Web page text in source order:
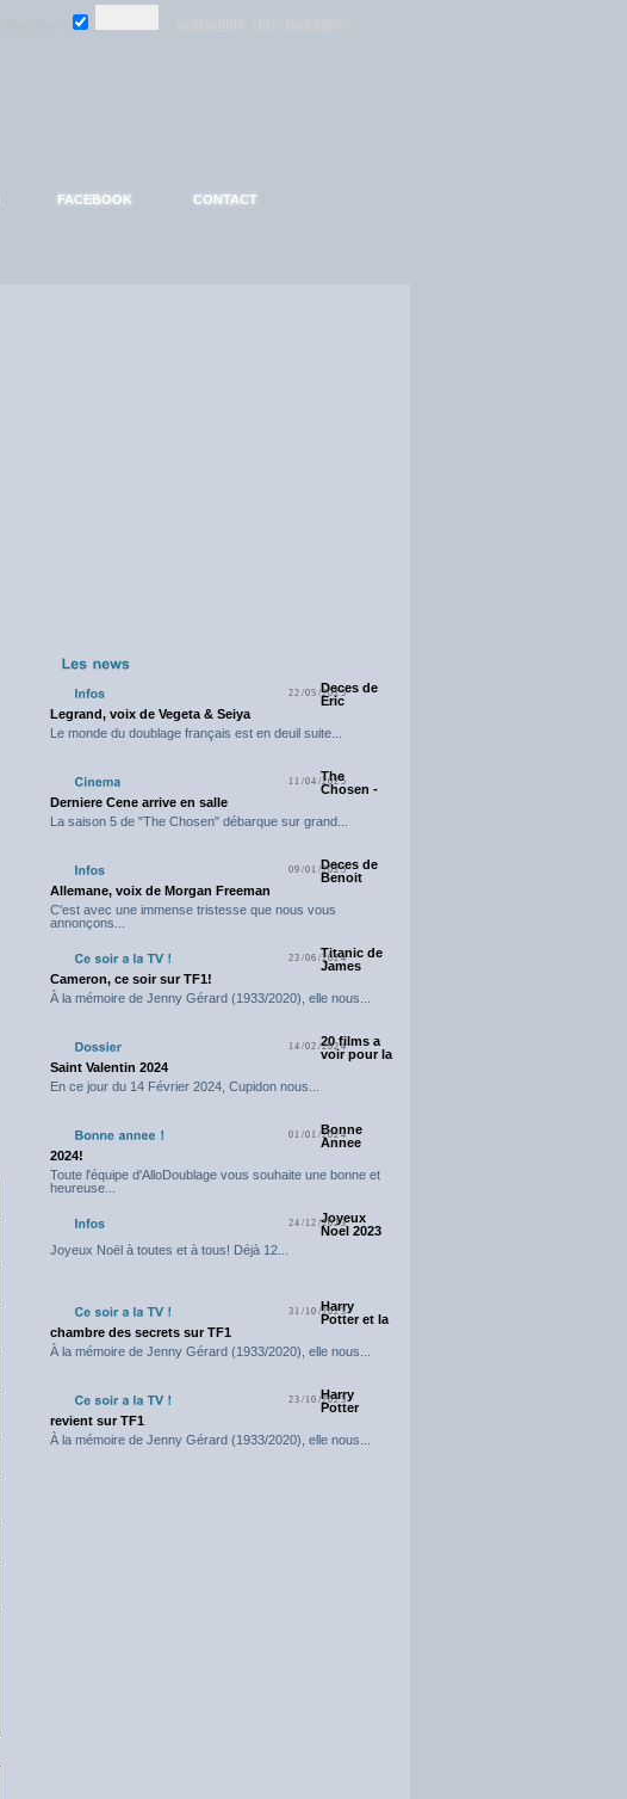
FACEBOOK CONTACT
22/05/2025Deces de
Eric
Legrand, voix de Vegeta & Seiya
Le monde du doublage français est en deuil suite...
11/04/2025
The
Chosen -
Derniere Cene arrive en salle
La saison 5 de "The Chosen" débarque sur grand...
09/01/2025Deces de
Benoit
Allemane, voix de Morgan Freeman
C'est avec une immense tristesse que nous vous
annonçons...
23/06/2024Titanic de
James
Cameron, ce soir sur TF1!
À la mémoire de Jenny Gérard (1933/2020), elle nous...
14/02/202420 films a
voir pour la
Saint Valentin 2024
En ce jour du 14 Février 2024, Cupidon nous...
01/01/2024
Bonne
Annee
2024!
Toute l'équipe d'AlloDoublage vous souhaite une bonne et
heureuse...
24/12/2023
Joyeux
Noel 2023
Joyeux Noël à toutes et à tous! Déjà 12...
31/10/2023
Harry
Potter et la
chambre des secrets sur TF1
À la mémoire de Jenny Gérard (1933/2020), elle nous...
23/10/2023
Harry
Potter
revient sur TF1
À la mémoire de Jenny Gérard (1933/2020), elle nous...